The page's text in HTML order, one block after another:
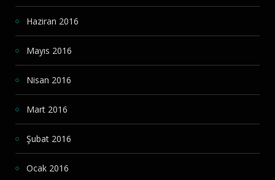
Haziran 2016
Mayıs 2016
Nisan 2016
Mart 2016
Şubat 2016
Ocak 2016